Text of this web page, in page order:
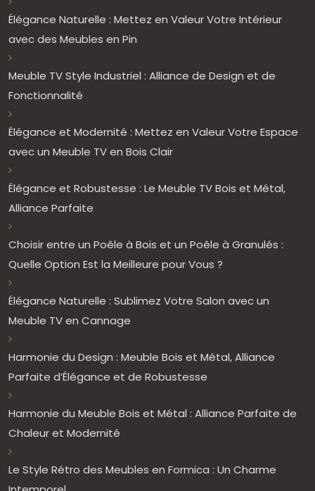
Élégance Naturelle : Mettez en Valeur Votre Intérieur
avec des Meubles en Pin
Meuble TV Style Industriel : Alliance de Design et de
Fonctionnalité
Élégance et Modernité : Mettez en Valeur Votre Espace
avec un Meuble TV en Bois Clair
Élégance et Robustesse : Le Meuble TV Bois et Métal,
Alliance Parfaite
Choisir entre un Poêle à Bois et un Poêle à Granulés :
Quelle Option Est la Meilleure pour Vous ?
Élégance Naturelle : Sublimez Votre Salon avec un
Meuble TV en Cannage
Harmonie du Design : Meuble Bois et Métal, Alliance
Parfaite d’Élégance et de Robustesse
Harmonie du Meuble Bois et Métal : Alliance Parfaite de
Chaleur et Modernité
Le Style Rétro des Meubles en Formica : Un Charme